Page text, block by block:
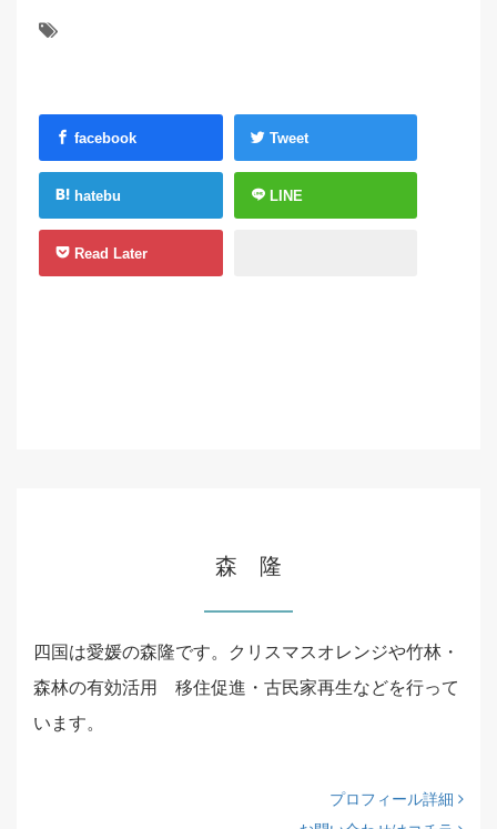
facebook Tweet
hatebu LINE
Read Later
森 隆
四国は愛媛の森隆です。クリスマスオレンジや竹林・
森林の有効活用 移住促進・古民家再生などを行って
います。
プロフィール詳細